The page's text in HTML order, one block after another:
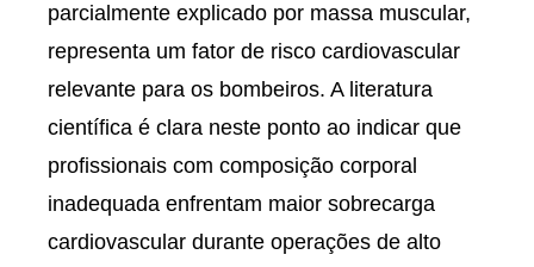
parcialmente explicado por massa muscular,
representa um fator de risco cardiovascular
relevante para os bombeiros. A literatura
científica é clara neste ponto ao indicar que
profissionais com composição corporal
inadequada enfrentam maior sobrecarga
cardiovascular durante operações de alto